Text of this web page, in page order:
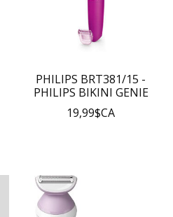
PHILIPS BRT381/15 -
PHILIPS BIKINI GENIE
19,99$CA